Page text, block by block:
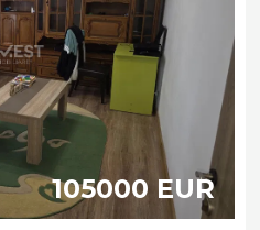
105000 EUR